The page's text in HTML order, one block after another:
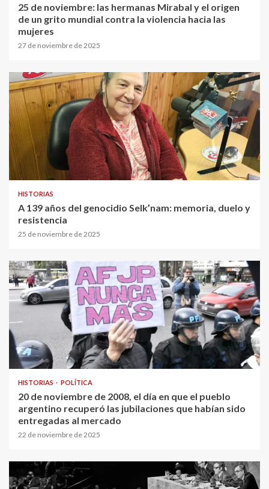
25 de noviembre: las hermanas Mirabal y el origen
de un grito mundial contra la violencia hacia las
mujeres
27 de noviembre de 2025
HISTORIAS
A 139 años del genocidio Selk’nam: memoria, duelo y
resistencia
25 de noviembre de 2025
HISTORIAS POLÍTICA
20 de noviembre de 2008, el día en que el pueblo
argentino recuperó las jubilaciones que habían sido
entregadas al mercado
22 de noviembre de 2025